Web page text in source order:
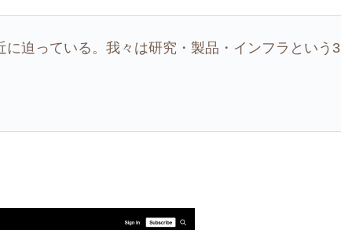
に迫っている。我々は研究・製品・インフラという3